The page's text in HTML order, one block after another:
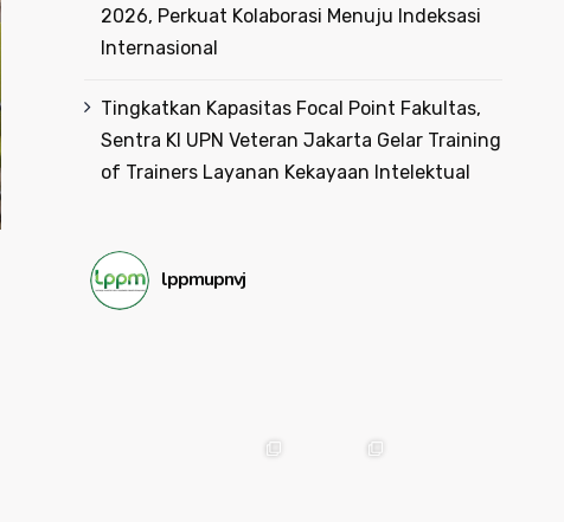
2026, Perkuat Kolaborasi Menuju Indeksasi
Internasional
Tingkatkan Kapasitas Focal Point Fakultas,
Sentra KI UPN Veteran Jakarta Gelar Training
of Trainers Layanan Kekayaan Intelektual
lppmupnvj